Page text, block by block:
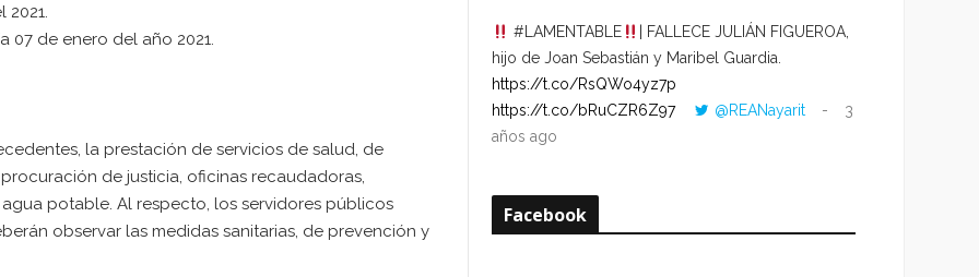
07 de enero del año 2021.
la prestación de servicios de salud, de
de justicia, oficinas recaudadoras,
potable. Al respecto, los servidores públicos
observar las medidas sanitarias, de prevención y
#LAMENTABLE
| FALLECE JULIÁN FIGUEROA,
hijo de Joan Sebastián y Maribel Guardia.
https://t.co/RsQWo4yz7p
https://t.co/bRuCZR6Z97
@REANayarit
3
años ago
Facebook